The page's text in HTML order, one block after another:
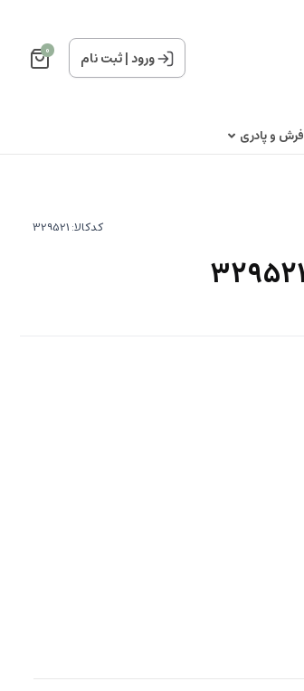
ورود|ثبت نام 0
فرش و پادری
کدکالا: